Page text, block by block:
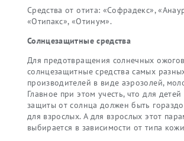
Средства от отита: «Софрадекс»,
«Отипакс», «Отинум».
Солнцезащитные средства
Для предотвращения солнечных
солнцезащитные средства самых
производителей в виде аэрозолей,
Главное при этом учесть, что для
защиты от солнца должен быть
для взрослых. А для взрослых этот
выбирается в зависимости от типа